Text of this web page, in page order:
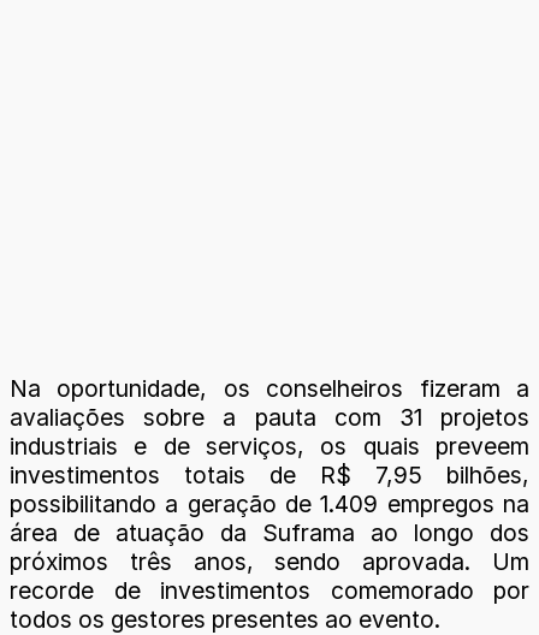
Na oportunidade, os conselheiros fizeram a
avaliações sobre a pauta com 31 projetos
industriais e de serviços, os quais preveem
investimentos totais de R$ 7,95 bilhões,
possibilitando a geração de 1.409 empregos na
área de atuação da Suframa ao longo dos
próximos três anos, sendo aprovada. Um
recorde de investimentos comemorado por
todos os gestores presentes ao evento.